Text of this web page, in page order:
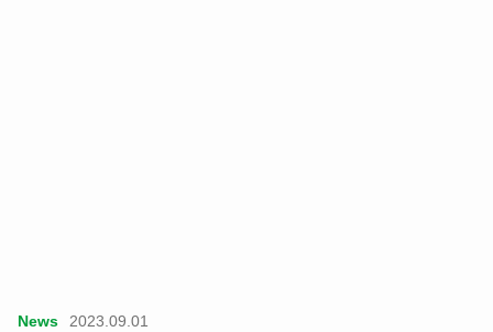
News 2023.09.01